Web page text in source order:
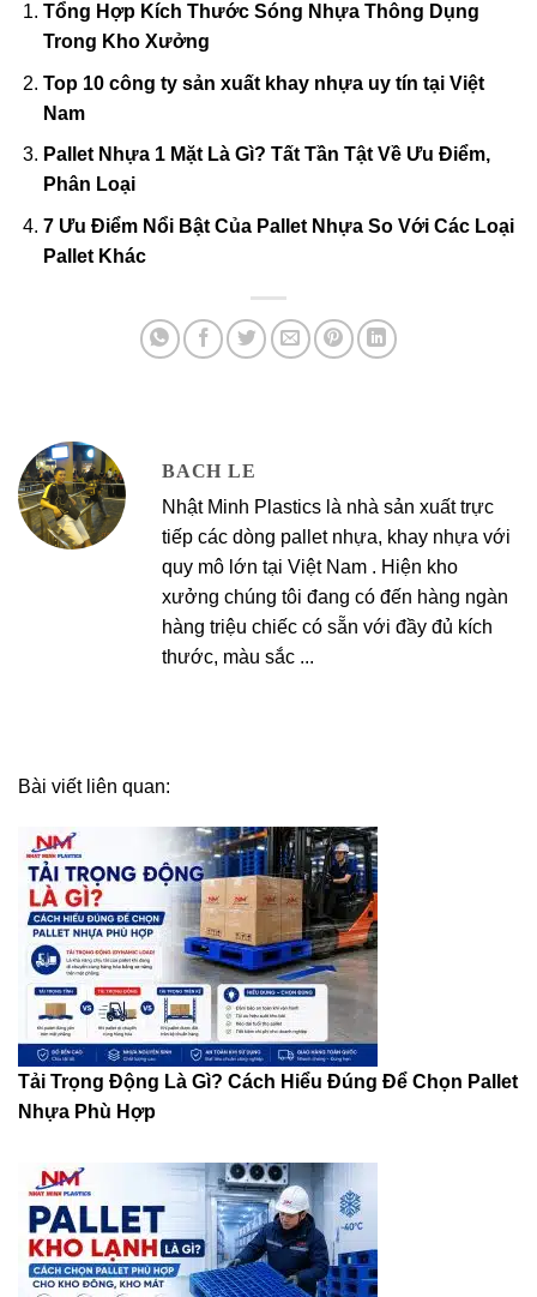
Tổng Hợp Kích Thước Sóng Nhựa Thông Dụng
Trong Kho Xưởng
Top 10 công ty sản xuất khay nhựa uy tín tại Việt
Nam
Pallet Nhựa 1 Mặt Là Gì? Tất Tần Tật Về Ưu Điểm,
Phân Loại
7 Ưu Điểm Nổi Bật Của Pallet Nhựa So Với Các Loại
Pallet Khác
BACH LE
Nhật Minh Plastics là nhà sản xuất trực
tiếp các dòng pallet nhựa, khay nhựa với
quy mô lớn tại Việt Nam . Hiện kho
xưởng chúng tôi đang có đến hàng ngàn
hàng triệu chiếc có sẵn với đầy đủ kích
thước, màu sắc ...
Bài viết liên quan:
Tải Trọng Động Là Gì? Cách Hiểu Đúng Để Chọn Pallet
Nhựa Phù Hợp